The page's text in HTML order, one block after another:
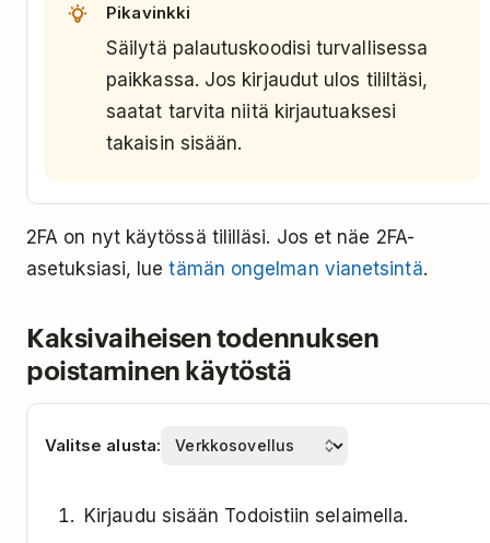
Pikavinkki
Säilytä palautuskoodisi turvallisessa
paikkassa. Jos kirjaudut ulos tililtäsi,
saatat tarvita niitä kirjautuaksesi
takaisin sisään.
2FA on nyt käytössä tililläsi. Jos et näe 2FA-
asetuksiasi, luetämän ongelman vianetsintä.
Kaksivaiheisen todennuksen
poistaminen käytöstä
Valitse alusta:
Kirjaudu sisään Todoistiin selaimella.